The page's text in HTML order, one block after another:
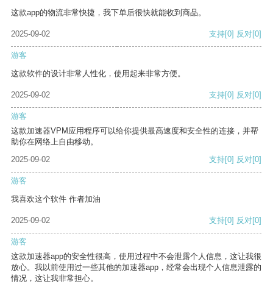
这款app的物流非常快捷，我下单后很快就能收到商品。
2025-09-02 支持[0] 反对[0]
游客
这款软件的设计非常人性化，使用起来非常方便。
2025-09-02 支持[0] 反对[0]
游客
这款加速器VPM应用程序可以给你提供最高速度和安全性的连接，并帮
助你在网络上自由移动。
2025-09-02
支持[0] 反对[0]
游客
我喜欢这个软件 作者加油
2025-09-02 支持[0] 反对[0]
游客
这款加速器app的安全性很高，使用过程中不会泄露个人信息，这让我很
放心。我以前使用过一些其他的加速器app，经常会出现个人信息泄露的
情况，这让我非常担心。